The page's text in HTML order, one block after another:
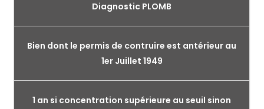
Diagnostic PLOMB
Bien dont le permis de contruire est antérieur au
1er Juillet 1949
1 an si concentration supérieure au seuil sinon